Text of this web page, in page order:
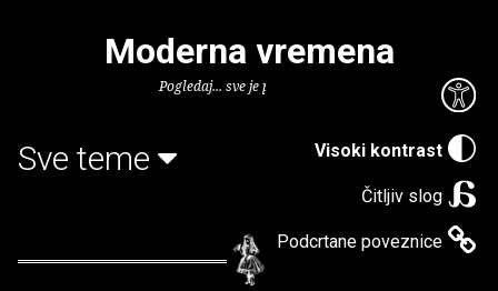
Visoki kontrast
Čitljiv slog
Podcrtane poveznice
Moderna vremena
Pogledaj... sve je puno knjiga.
Sve teme